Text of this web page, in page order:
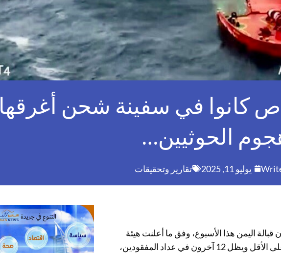
كانوا في سفينة شحن أغرقها
الحوثيين…
يوليو 11, 2025 تقارير وتحقيقات
اليمن هذا الأسبوع، وفق ما أعلنت هيئة
بحرية أوروبية الخميس، في حين قضى ثلاثة أفراد من الطاقم على الأقل ويظل 12 آخرون في عداد المفقودين،